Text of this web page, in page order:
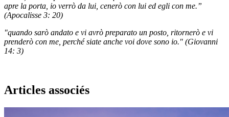
apre la porta, io verrò da lui, cenerò con lui ed egli con me.”
(Apocalisse 3: 20)
"quando sarò andato e vi avrò preparato un posto, ritornerò e vi
prenderò con me, perché siate anche voi dove sono io." (Giovanni
14: 3)
Articles associés